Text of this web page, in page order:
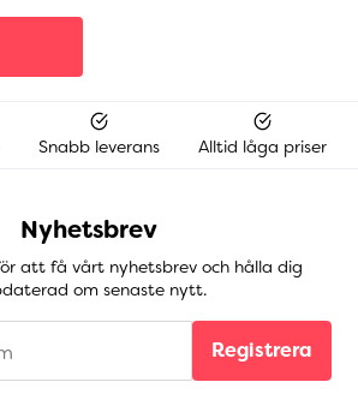
Snabb leverans Alltid låga priser
Nyhetsbrev
att få vårt nyhetsbrev och hålla dig
om senaste nytt.
Registrera